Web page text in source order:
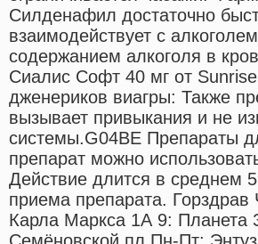
Силденафил достаточно
взаимодействует с
содержанием алкоголя в
Сиалис Софт 40 мг от
дженериков виагры: Также
вызывает привыкания и не
системы.G04BE Препараты
препарат можно
Действие длится в среднем
приема препарата.
Карла Маркса 1А 9: Планета